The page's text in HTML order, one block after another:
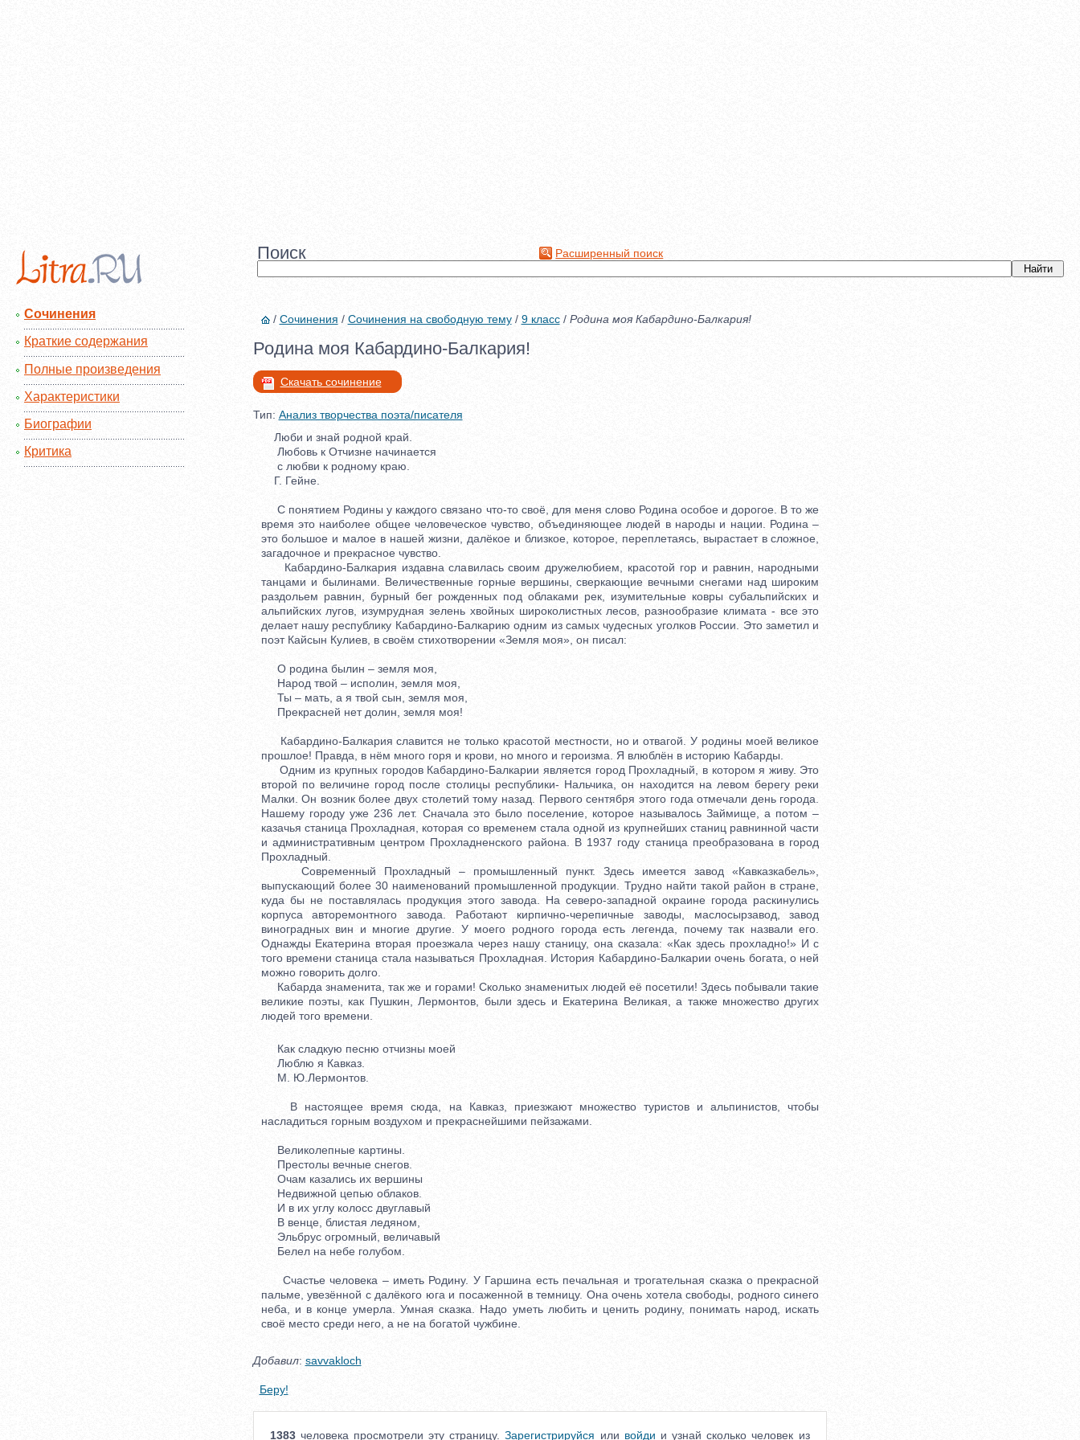
Поиск Расширенный поиск
Сочинения
Краткие содержания
Полные произведения
Характеристики
Биографии
Критика
/ Сочинения / Сочинения на свободную тему/ 9 класс/ Родина моя Кабардино-Балкария!
Родина моя Кабардино-Балкария!
Скачать сочинение
Тип: Анализ творчества поэта/писателя
Люби и знай родной край.
Любовь к Отчизне начинается
с любви к родному краю.
Г. Гейне.
С понятием Родины у каждого связано что-то своё, для меня слово Родина особое и дорогое. В то же
время это наиболее общее человеческое чувство, объединяющее людей в народы и нации. Родина –
это большое и малое в нашей жизни, далёкое и близкое, которое, переплетаясь, вырастает в сложное,
загадочное и прекрасное чувство.
Кабардино-Балкария издавна славилась своим дружелюбием, красотой гор и равнин, народными
танцами и былинами. Величественные горные вершины, сверкающие вечными снегами над широким
раздольем равнин, бурный бег рожденных под облаками рек, изумительные ковры субальпийских и
альпийских лугов, изумрудная зелень хвойных широколистных лесов, разнообразие климата - все это
делает нашу республику Кабардино-Балкарию одним из самых чудесных уголков России. Это заметил и
поэт Кайсын Кулиев, в своём стихотворении «Земля моя», он писал:
О родина былин – земля моя,
Народ твой – исполин, земля моя,
Ты – мать, а я твой сын, земля моя,
Прекрасней нет долин, земля моя!
Кабардино-Балкария славится не только красотой местности, но и отвагой. У родины моей великое
прошлое! Правда, в нём много горя и крови, но много и героизма. Я влюблён в историю Кабарды.
Одним из крупных городов Кабардино-Балкарии является город Прохладный, в котором я живу. Это
второй по величине город после столицы республики- Нальчика, он находится на левом берегу реки
Малки. Он возник более двух столетий тому назад. Первого сентября этого года отмечали день города.
Нашему городу уже 236 лет. Сначала это было поселение, которое называлось Займище, а потом –
казачья станица Прохладная, которая со временем стала одной из крупнейших станиц равнинной части
и административным центром Прохладненского района. В 1937 году станица преобразована в город
Прохладный.
Современный Прохладный – промышленный пункт. Здесь имеется завод «Кавказкабель»,
выпускающий более 30 наименований промышленной продукции. Трудно найти такой район в стране,
куда бы не поставлялась продукция этого завода. На северо-западной окраине города раскинулись
корпуса авторемонтного завода. Работают кирпично-черепичные заводы, маслосырзавод, завод
виноградных вин и многие другие. У моего родного города есть легенда, почему так назвали его.
Однажды Екатерина вторая проезжала через нашу станицу, она сказала: «Как здесь прохладно!» И с
того времени станица стала называться Прохладная. История Кабардино-Балкарии очень богата, о ней
можно говорить долго.
Кабарда знаменита, так же и горами! Сколько знаменитых людей её посетили! Здесь побывали такие
великие поэты, как Пушкин, Лермонтов, были здесь и Екатерина Великая, а также множество других
людей того времени.
Как сладкую песню отчизны моей
Люблю я Кавказ.
М. Ю.Лермонтов.
В настоящее время сюда, на Кавказ, приезжают множество туристов и альпинистов, чтобы
насладиться горным воздухом и прекраснейшими пейзажами.
Великолепные картины.
Престолы вечные снегов.
Очам казались их вершины
Недвижной цепью облаков.
И в их углу колосс двуглавый
В венце, блистая ледяном,
Эльбрус огромный, величавый
Белел на небе голубом.
Счастье человека – иметь Родину. У Гаршина есть печальная и трогательная сказка о прекрасной
пальме, увезённой с далёкого юга и посаженной в темницу. Она очень хотела свободы, родного синего
неба, и в конце умерла. Умная сказка. Надо уметь любить и ценить родину, понимать народ, искать
своё место среди него, а не на богатой чужбине.
Добавил: savvakloch
Беру!
1383человека просмотрели эту страницу.Зарегистрируйся или войди и узнай сколько человек из